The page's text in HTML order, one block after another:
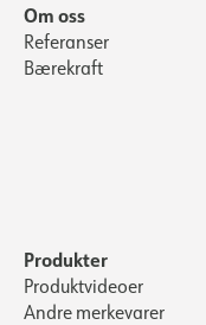
Om oss
Referanser
Bærekraft
Produkter
Produktvideoer
Andre merkevarer